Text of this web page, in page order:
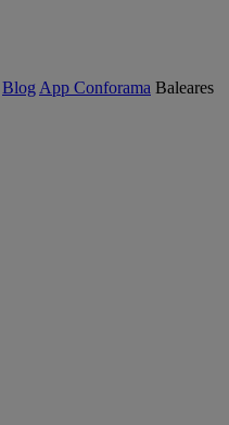
Blog App Conforama Baleares